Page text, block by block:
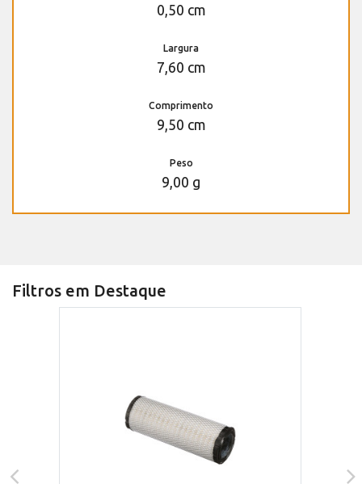
0,50 cm
Largura
7,60 cm
Comprimento
9,50 cm
Peso
9,00 g
Filtros em Destaque